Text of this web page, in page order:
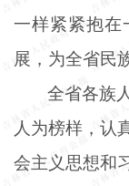
一样紧紧抱在
展，为全省民
全省各族
人为榜样，认
会主义思想和